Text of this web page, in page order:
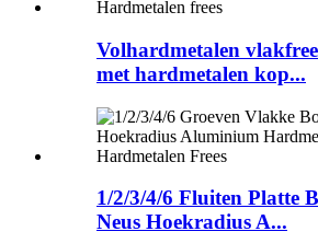
Volhardmetalen
met hardmetalen kop...
1/2/3/4/6 Fluiten Platte
Neus Hoekradius A...